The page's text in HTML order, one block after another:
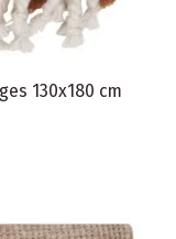
130x180 cm